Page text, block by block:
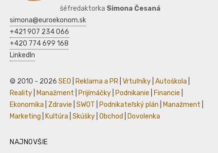
šéfredaktorka Simona Česaná
simona@euroekonom.sk
+421 907 234 066
+420 774 699 168
LinkedIn
© 2010 - 2026 SEO Reklama a PR Vrtuľníky Autoškola
Reality
Manažment Prijímáčky Podnikanie Financie
Ekonomika
Zdravie SWOT Podnikateľský plán Manažment
Marketing
Kultúra Skúšky Obchod Dovolenka
NAJNOVŠIE